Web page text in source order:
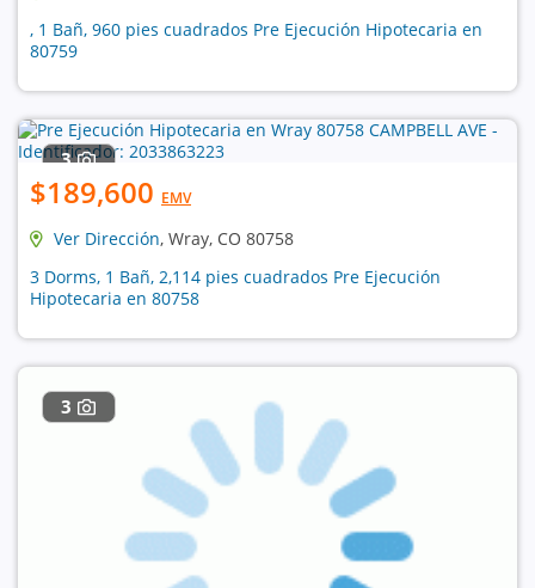
, 1 Bañ, 960 pies cuadrados Pre Ejecución Hipotecaria en
80759
3
$189,600 EMV
Ver Dirección, Wray, CO 80758
3 Dorms, 1 Bañ, 2,114 pies cuadrados Pre Ejecución
Hipotecaria en 80758
3